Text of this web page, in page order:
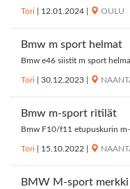
Tori 12.01.2024 OULU
Bmw m sport helmat
Bmw e46 siistit m sport
Tori 30.12.2023
Bmw m-sport ritilät
Bmw F10/f11 etupuskurin
Tori 15.10.2022
BMW M-sport merkki